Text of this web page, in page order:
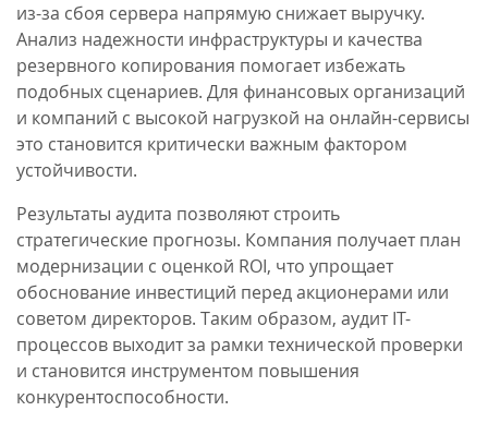
из-за сбоя сервера напрямую снижает выручку.
Анализ надежности инфраструктуры и качества
резервного копирования помогает избежать
подобных сценариев. Для финансовых организаций
и компаний с высокой нагрузкой на онлайн-сервисы
это становится критически важным фактором
устойчивости.
Результаты аудита позволяют строить
стратегические прогнозы. Компания получает план
модернизации с оценкой ROI, что упрощает
обоснование инвестиций перед акционерами или
советом директоров. Таким образом, аудит IT-
процессов выходит за рамки технической проверки
и становится инструментом повышения
конкурентоспособности.